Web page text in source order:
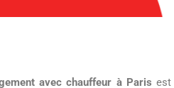
avec chauffeur à Paris est